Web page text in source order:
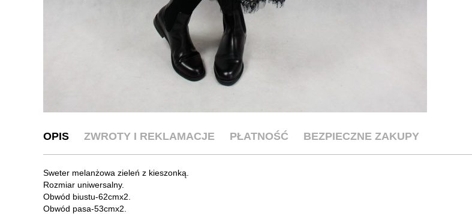
OPIS ZWROTY I REKLAMACJE PŁATNOŚĆ BEZPIECZNE ZAKUPY
Sweter melanżowa zieleń z kieszonką.
Rozmiar uniwersalny.
Obwód biustu-62cmx2.
Obwód pasa-53cmx2.